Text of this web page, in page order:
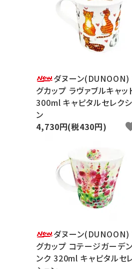
ダヌーン(DUNOON)
グカップ ラヴァブルキャッ
300ml キャピタルセレクシ
ン
4,730円(税430円)
ダヌーン(DUNOON)
グカップ コテージガーデ
ンク 320ml キャピタルセ